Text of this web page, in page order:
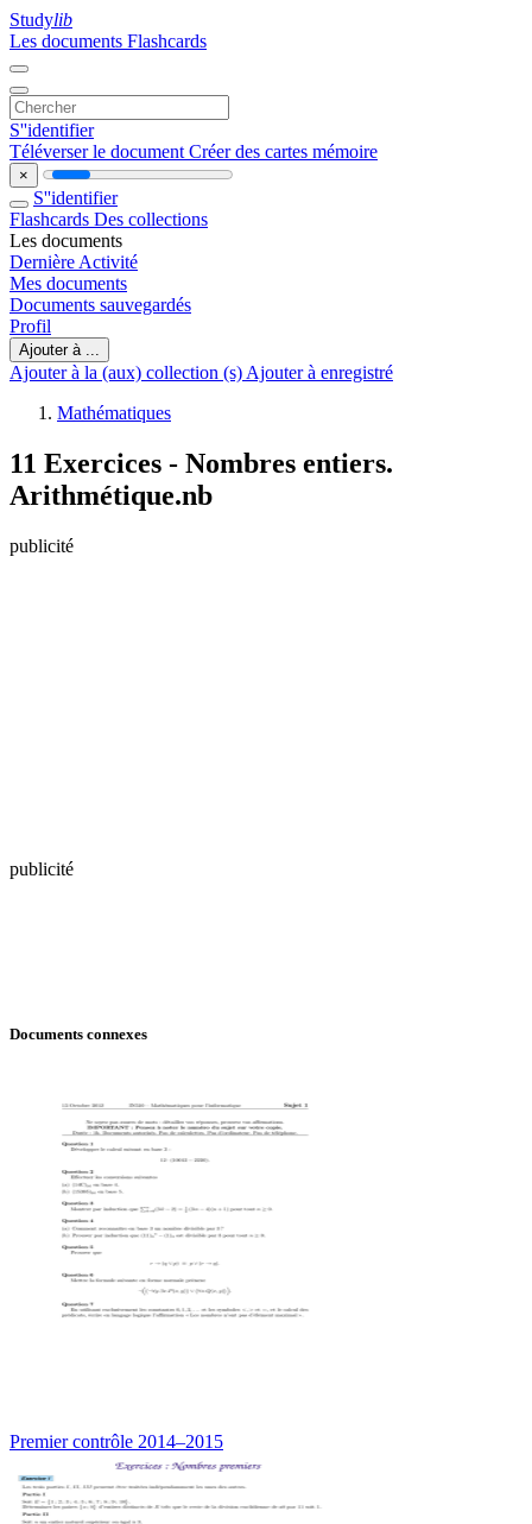
Studylib
Les documents Flashcards
S''identifier
Téléverser le document Créer des cartes mémoire
×
S''identifier
Flashcards Des collections
Les documents
Dernière Activité
Mes documents
Documents sauvegardés
Profil
Ajouter à ...
Ajouter à la (aux) collection (s) Ajouter à enregistré
Mathématiques
11 Exercices - Nombres entiers.
Arithmétique.nb
publicité
publicité
Documents connexes
Premier contrôle 2014–2015